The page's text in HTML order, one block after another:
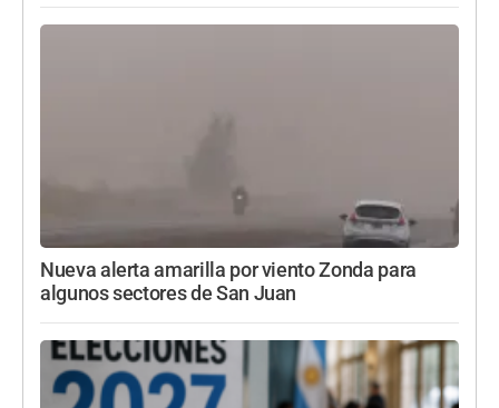
Nueva alerta amarilla por viento Zonda para
algunos sectores de San Juan